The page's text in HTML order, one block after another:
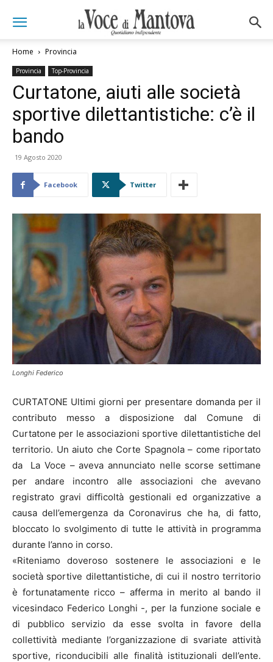
Home Provincia
Provincia Top-Provincia
Curtatone, aiuti alle società
sportive dilettantistiche: c’è il
bando
19 Agosto 2020
Facebook Twitter
Longhi Federico
CURTATONE Ultimi giorni per presentare domanda per il
contributo messo a disposizione dal Comune di
Curtatone per le associazioni sportive dilettantistiche del
territorio. Un aiuto che Corte Spagnola – come riportato
da La Voce – aveva annunciato nelle scorse settimane
per andare incontro alle associazioni che avevano
registrato gravi difficoltà gestionali ed organizzative a
causa dell’emergenza da Coronavirus che ha, di fatto,
bloccato lo svolgimento di tutte le attività in programma
durante l’anno in corso.
«Riteniamo doveroso sostenere le associazioni e le
società sportive dilettantistiche, di cui il nostro territorio
è fortunatamente ricco – afferma in merito al bando il
vicesindaco Federico Longhi -, per la funzione sociale e
di pubblico servizio da esse svolta in favore della
collettività mediante l’organizzazione di svariate attività
sportive, riconducibili alle finalità istituzionali dell’ente.